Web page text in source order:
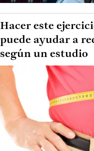
Hacer este
puede ayudar a
según un estudio